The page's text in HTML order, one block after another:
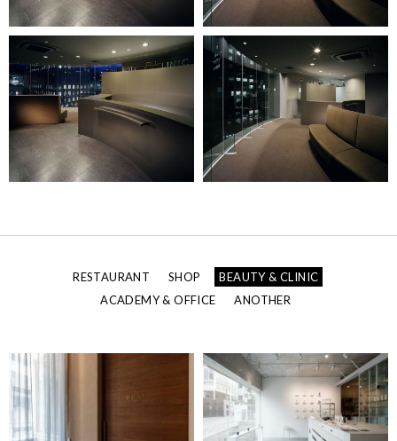
RESTAURANT SHOP
BEAUTY & CLINIC
ACADEMY & OFFICE
ANOTHER